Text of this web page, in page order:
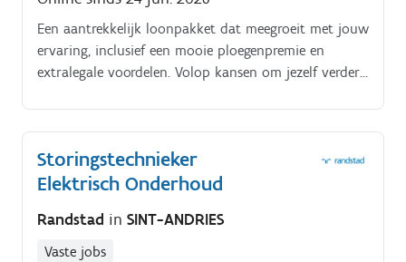
Een aantrekkelijk loonpakket dat meegroeit met jouw
ervaring, inclusief een mooie ploegenpremie en
extralegale voordelen. Volop kansen om jezelf verder
Storingstechnieker
Elektrisch Onderhoud
Randstad in SINT-ANDRIES
Vaste jobs